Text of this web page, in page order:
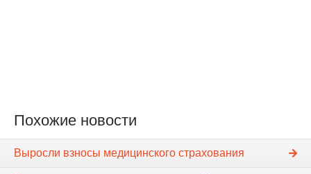
Похожие новости
Выросли взносы медицинского страхования